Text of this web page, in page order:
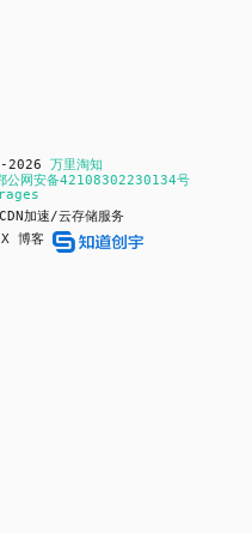
2026 万里淘知
网安备42108302230134号
加速/云存储服务